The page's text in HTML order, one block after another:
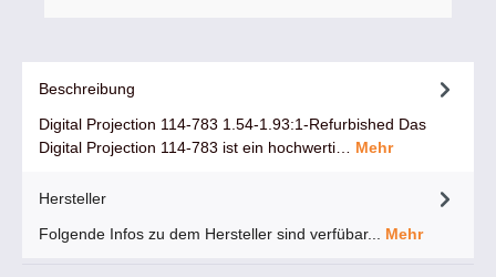
Beschreibung
Digital Projection 114-783 1.54-1.93:1-Refurbished Das
Digital Projection 114-783 ist ein hochwerti… Mehr
Hersteller
Folgende Infos zu dem Hersteller sind verfübar... Mehr